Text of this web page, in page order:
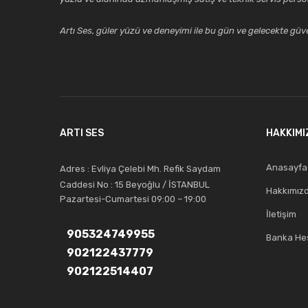
Artı Ses, güler yüzü ve deneyimi ile bu gün ve gelecekte
ARTI SES
Adres : Evliya Çelebi Mh. Refik Saydam
Caddesi No : 15 Beyoğlu / İSTANBUL
Pazartesi-Cumartesi 09:00 – 19:00
905324749955
902122437779
902122514407
Anasayfa
İletişim
Banka